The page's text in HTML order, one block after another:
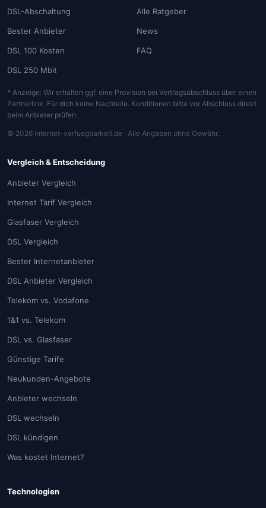
DSL-Abschaltung
Bester Anbieter
DSL 100 Kosten
DSL 250 Mbit
Alle Ratgeber
News
FAQ
* Anzeige: Wir erhalten ggf. eine Provision bei Vertragsabschluss über einen
Partnerlink. Für dich keine Nachteile. Konditionen bitte vor Abschluss direkt
beim Anbieter prüfen.
© 2026 internet-verfuegbarkeit.de · Alle Angaben ohne Gewähr.
Vergleich & Entscheidung
Anbieter Vergleich
Internet Tarif Vergleich
Glasfaser Vergleich
DSL Vergleich
Bester Internetanbieter
DSL Anbieter Vergleich
Telekom vs. Vodafone
1&1 vs. Telekom
DSL vs. Glasfaser
Günstige Tarife
Neukunden-Angebote
Anbieter wechseln
DSL wechseln
DSL kündigen
Was kostet Internet?
Technologien